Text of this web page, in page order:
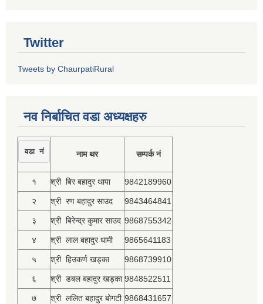
Twitter
Tweets by ChaurpatiRural
नव निर्बाचित वडा अध्यक्षहरु
वडा नं नाम थर सम्पर्क नं
१ श्री बिर बहादुर थापा 9842189960
२ श्री रण बहादुर साउद 9843464841
३ श्री बिरेन्द्र कुमार साउद 9868755342
४ श्री लाल बहादुर धामी 9865641183
५ श्री हिउकर्ण खड्का 9868739910
६ श्री डबल बहादुर खड्का 9848522511
७ श्री ललित बहादुर बोगटी 9868431657